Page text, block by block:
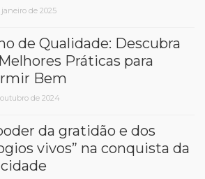
janeiro de 2025
de Qualidade: Descubra
Práticas para
Bem
outubro de 2024
da gratidão e dos
vivos” na conquista da